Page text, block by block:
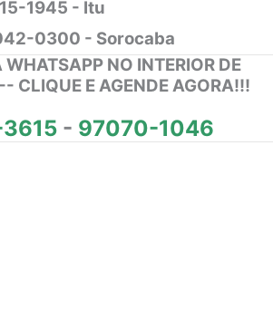
1945 - Itu
0300 - Sorocaba
NO INTERIOR DE
CLIQUE E AGENDE AGORA!!!
- 97070-1046